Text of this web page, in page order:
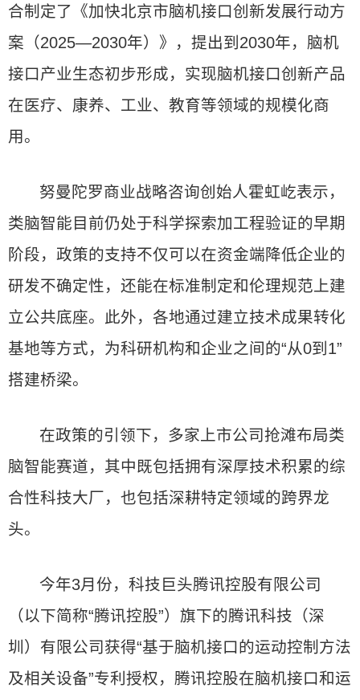
合制定了《加快北京市脑机接口创新发展行动方
案（2025—2030年）》，提出到2030年，脑机
接口产业生态初步形成，实现脑机接口创新产品
在医疗、康养、工业、教育等领域的规模化商
用。
努曼陀罗商业战略咨询创始人霍虹屹表示，
类脑智能目前仍处于科学探索加工程验证的早期
阶段，政策的支持不仅可以在资金端降低企业的
研发不确定性，还能在标准制定和伦理规范上建
立公共底座。此外，各地通过建立技术成果转化
基地等方式，为科研机构和企业之间的“从0到1”
搭建桥梁。
在政策的引领下，多家上市公司抢滩布局类
脑智能赛道，其中既包括拥有深厚技术积累的综
合性科技大厂，也包括深耕特定领域的跨界龙
头。
今年3月份，科技巨头腾讯控股有限公司
（以下简称“腾讯控股”）旗下的腾讯科技（深
圳）有限公司获得“基于脑机接口的运动控制方法
及相关设备”专利授权，腾讯控股在脑机接口和运